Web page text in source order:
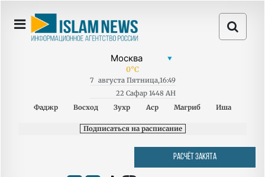
0°C
7 августа Пятница,16:49
22 Сафар 1448 AH
Фаджр
Восход Зухр Аср Магриб Иша
Подписаться на расписание
РАСЧЁТ ЗАКЯТА